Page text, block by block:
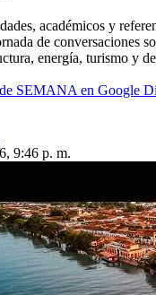
académicos y
de conversaciones
energía, turismo y
SEMANA en Google
9:46 p. m.